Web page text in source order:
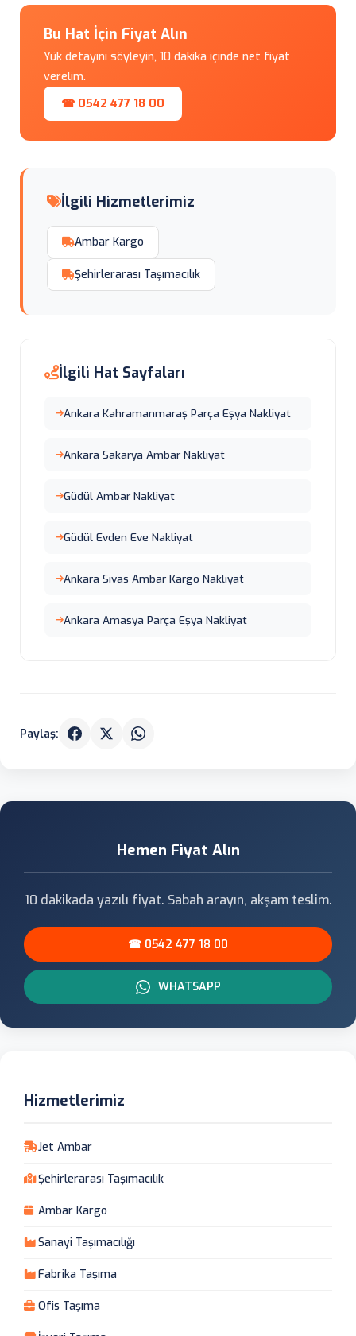
Bu Hat İçin Fiyat Alın
Yük detayını söyleyin, 10 dakika içinde net fiyat
verelim.
☎ 0542 477 18 00
İlgili Hizmetlerimiz
Ambar Kargo
Şehirlerarası Taşımacılık
İlgili Hat Sayfaları
Ankara Kahramanmaraş Parça Eşya Nakliyat
Ankara Sakarya Ambar Nakliyat
Güdül Ambar Nakliyat
Güdül Evden Eve Nakliyat
Ankara Sivas Ambar Kargo Nakliyat
Ankara Amasya Parça Eşya Nakliyat
Paylaş:
Hemen Fiyat Alın
10 dakikada yazılı fiyat. Sabah arayın, akşam teslim.
☎ 0542 477 18 00
WHATSAPP
Hizmetlerimiz
Jet Ambar
Şehirlerarası Taşımacılık
Ambar Kargo
Sanayi Taşımacılığı
Fabrika Taşıma
Ofis Taşıma